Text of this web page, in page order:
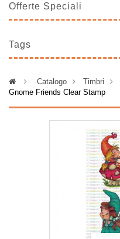
Offerte Speciali
Tags
> Catalogo > Timbri >
Gnome Friends Clear Stamp